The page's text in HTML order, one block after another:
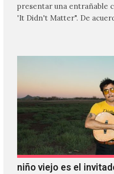
presentar una entrañable
'It Didn't Matter". De
niño viejo es el